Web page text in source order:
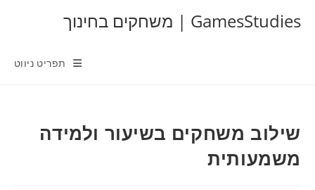
GamesStudies | משחקים בחינוך
תפריט ניווט
שילוב משחקים בשיעור ולמידה
משמעותית